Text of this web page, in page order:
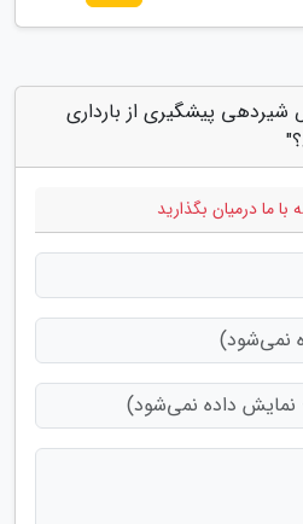
شیردهی پیشگیری از بارداری
با ما درمیان بگذارید